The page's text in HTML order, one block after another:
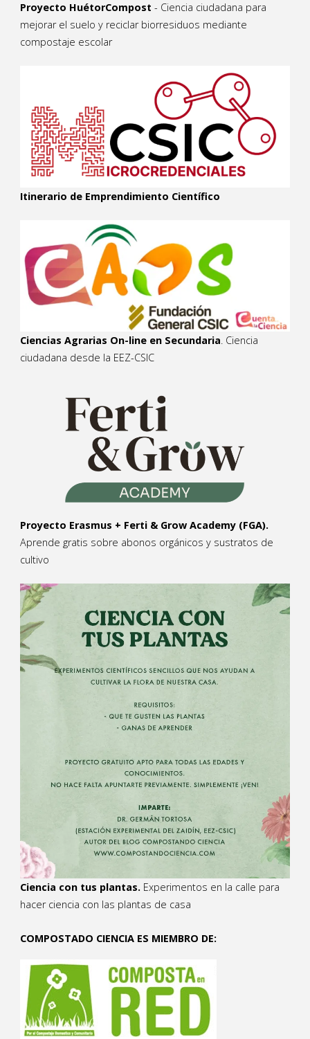
Proyecto HuétorCompost - Ciencia ciudadana para
mejorar el suelo y reciclar biorresiduos mediante
compostaje escolar
Itinerario de Emprendimiento Científico
Ciencias Agrarias On-line en Secundaria. Ciencia
ciudadana desde la EEZ-CSIC
Proyecto Erasmus + Ferti & Grow Academy (FGA).
Aprende gratis sobre abonos orgánicos y sustratos de
cultivo
Ciencia con tus plantas. Experimentos en la calle para
hacer ciencia con las plantas de casa
COMPOSTADO CIENCIA ES MIEMBRO DE: